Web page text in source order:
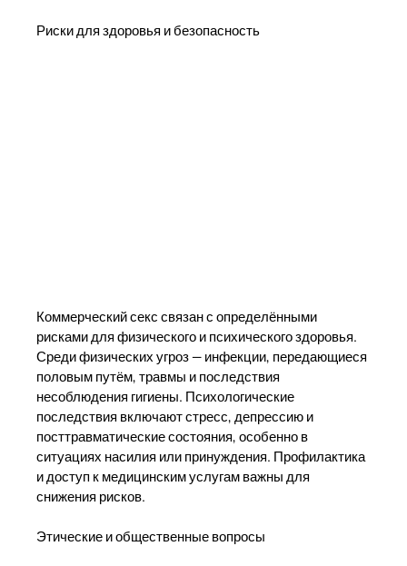
Риски для здоровья и безопасность
Коммерческий секс связан с определёнными
рисками для физического и психического здоровья.
Среди физических угроз — инфекции, передающиеся
половым путём, травмы и последствия
несоблюдения гигиены. Психологические
последствия включают стресс, депрессию и
посттравматические состояния, особенно в
ситуациях насилия или принуждения. Профилактика
и доступ к медицинским услугам важны для
снижения рисков.
Этические и общественные вопросы